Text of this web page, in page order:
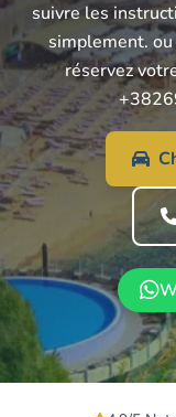
suivre les
simplement.
réservez